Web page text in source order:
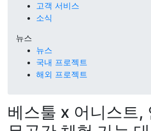
고객 서비스
소식
뉴스
뉴스
국내 프로젝트
해외 프로젝트
베스툴 x 어니스트,